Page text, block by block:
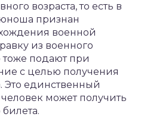
возраста, то есть в
признан
военной
из военного
тоже подают при
с целью получения
Это единственный
может получить